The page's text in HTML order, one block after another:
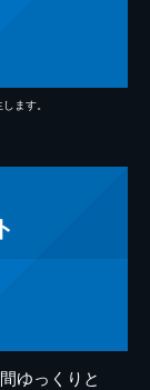
ます。
ゆっくりと